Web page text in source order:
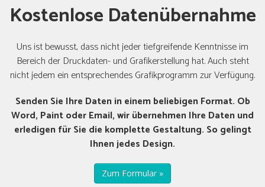
Kostenlose Datenübernahme
Uns ist bewusst, dass nicht jeder tiefgreifende Kenntnisse im
Bereich der Druckdaten- und Grafikerstellung hat. Auch steht
nicht jedem ein entsprechendes Grafikprogramm zur Verfügung.
Senden Sie Ihre Daten in einem beliebigen Format. Ob
Word, Paint oder Email, wir übernehmen Ihre Daten und
erledigen für Sie die komplette Gestaltung. So gelingt
Ihnen jedes Design.
Zum Formular »